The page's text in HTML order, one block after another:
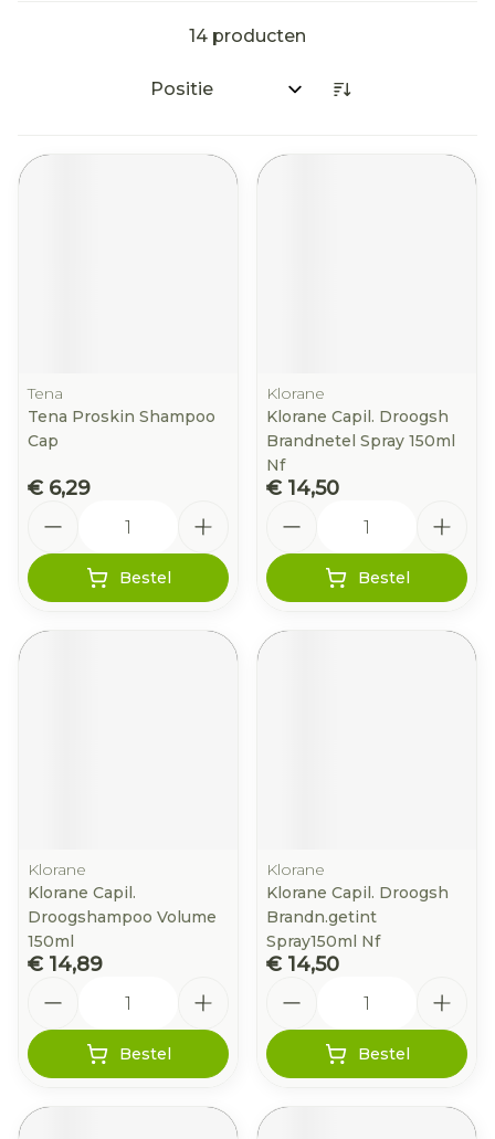
14 producten
Sorteer op:
Tena
Tena Proskin Shampoo
Cap
€ 6,29
Bestel
Klorane
Klorane Capil. Droogsh
Brandnetel Spray 150ml
Nf
€ 14,50
Bestel
Klorane
Klorane Capil.
Droogshampoo Volume
150ml
€ 14,89
Bestel
Klorane
Klorane Capil. Droogsh
Brandn.getint
Spray150ml Nf
€ 14,50
Bestel